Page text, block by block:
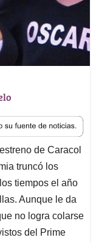
de Caracol
truncó los
tiempos el año
Aunque le da
no logra colarse
del Prime